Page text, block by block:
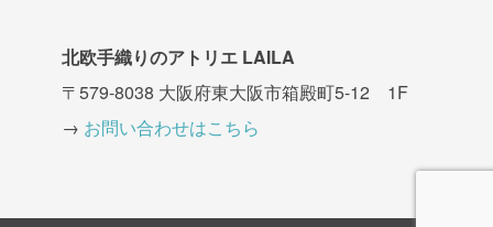
北欧手織りのアトリエ LAILA
〒579-8038 大阪府東大阪市箱殿町5-12 1F
→ お問い合わせはこちら